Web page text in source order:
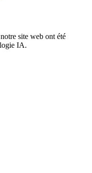
site web ont été
IA.